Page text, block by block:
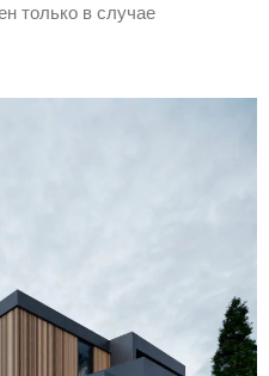
только в случае